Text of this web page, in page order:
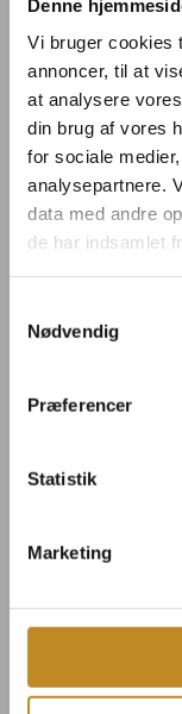
Denne
Vi bruger cookies
annoncer, til at
at analysere
din brug af vores
for sociale
analysepartnere.
data med andre
de har indsamlet
Nødvendig
Præferencer
Statistik
Marketing
Dinner
Peter
Indeholder:
3-
af